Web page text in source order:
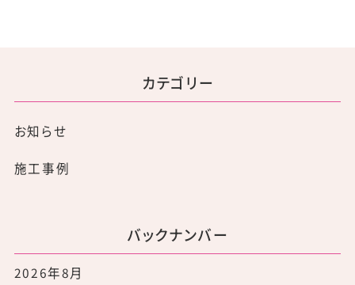
カテゴリー
お知らせ
施工事例
バックナンバー
2026年8月